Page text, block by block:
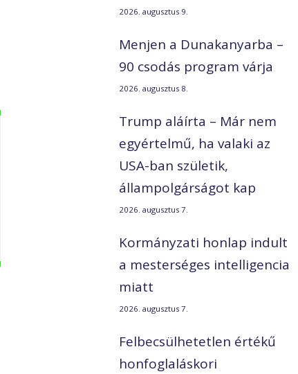
2026. augusztus 9.
Menjen a Dunakanyarba –
90 csodás program várja
2026. augusztus 8.
Trump aláírta – Már nem
egyértelmű, ha valaki az
USA-ban születik,
állampolgárságot kap
2026. augusztus 7.
Kormányzati honlap indult
a mesterséges intelligencia
miatt
2026. augusztus 7.
Felbecsülhetetlen értékű
honfoglaláskori